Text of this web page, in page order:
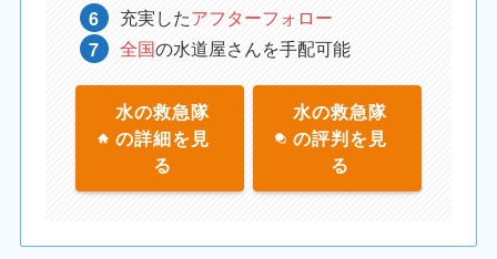
充実したアフターフォロー
全国の水道屋さんを手配可能
水の救急隊
の詳細を見
る
水の救急隊
の評判を見
る